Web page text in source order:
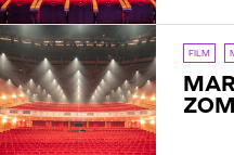
FILM